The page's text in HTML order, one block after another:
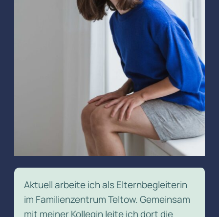
Aktuell arbeite ich als Elternbegleiterin
im Familienzentrum Teltow. Gemeinsam
mit meiner Kollegin leite ich dort die